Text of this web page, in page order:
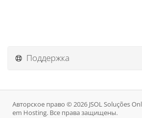
Поддержка
Авторское право © 2026 JSOL Soluções
em Hosting. Все права защищены.